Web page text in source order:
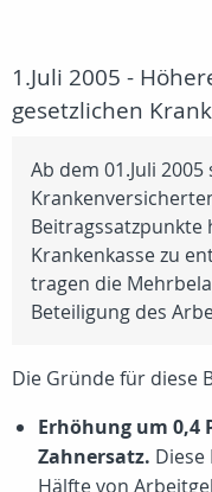
1.Juli 2005 -
gesetzlichen
Ab dem 01.Juli
Beitragssatzpunkte
Krankenkasse zu
tragen die
Beteiligung des
Die Gründe für diese
Erhöhung um 0,4
Zahnersatz.
Hälfte von